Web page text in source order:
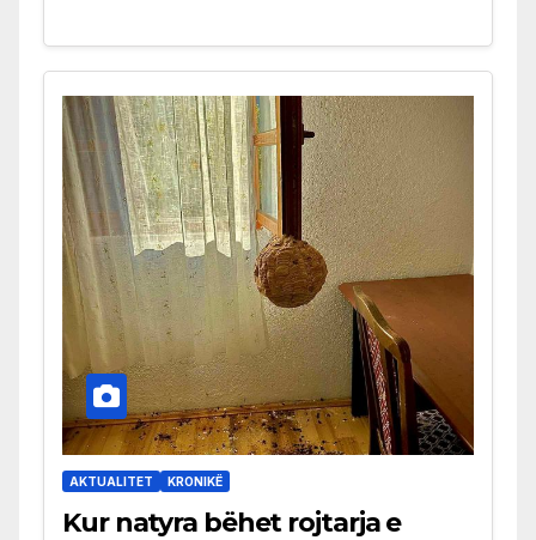
AKTUALITET KRONIKË
Kur natyra bëhet rojtarja e